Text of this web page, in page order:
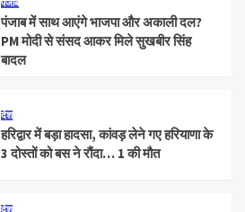
पंजाब
पंजाब में साथ आएंगे भाजपा और अकाली दल?
PM मोदी से संसद आकर मिले सुखबीर सिंह
बादल
देश
हरिद्वार में बड़ा हादसा, कांवड़ लेने गए हरियाणा के
3 दोस्तों को बस ने रौंदा… 1 की मौत
देश